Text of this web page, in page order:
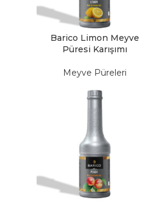
Barico Limon Meyve
Püresi Karışımı
Meyve Püreleri